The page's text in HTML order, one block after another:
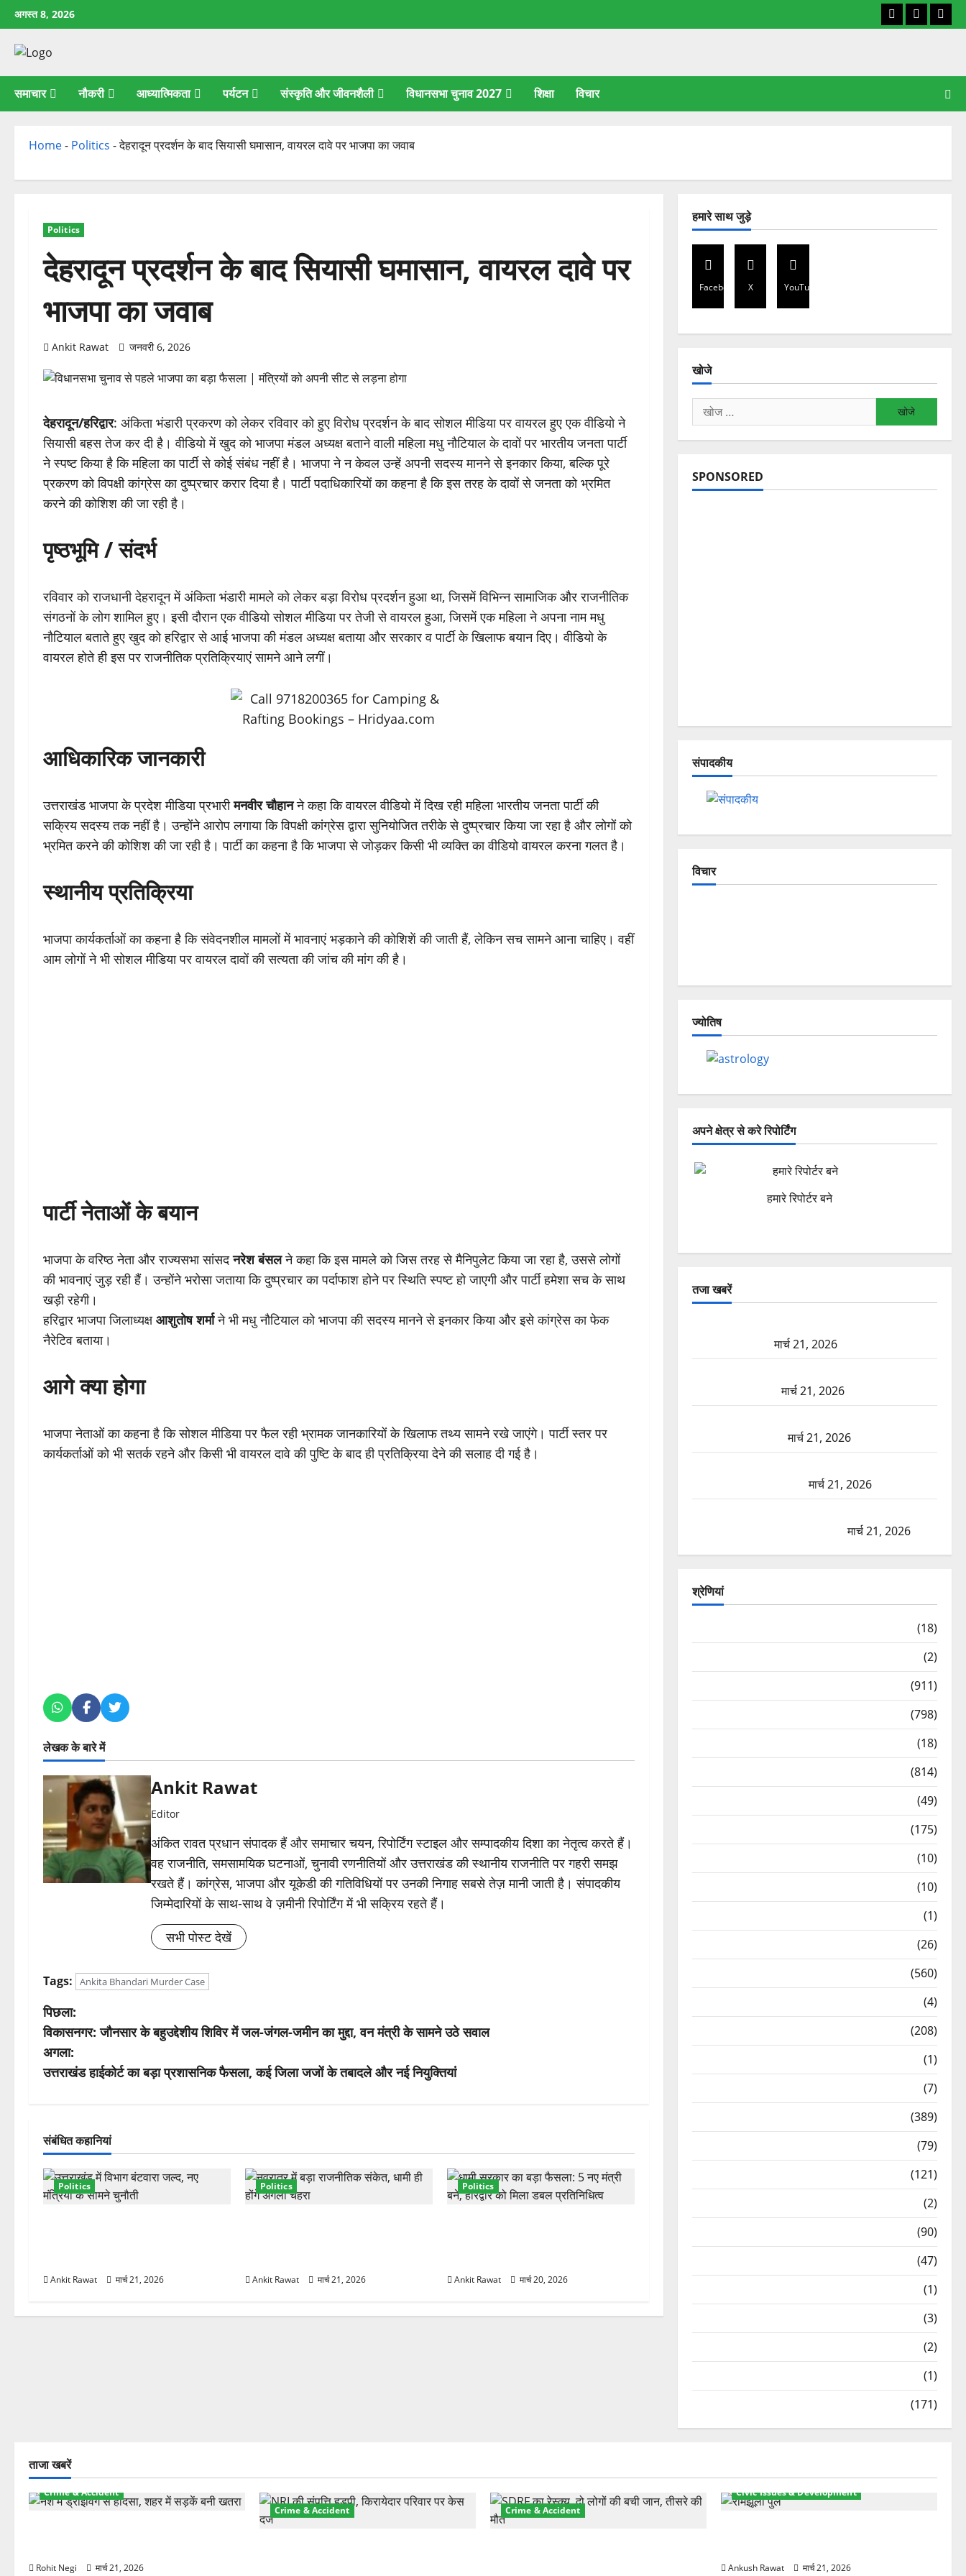
छोड़कर
सामग्री
अगस्त 8, 2026 Facebook
X
समाचार नौकरी आध्यात्मिकता पर्यटन संस्कृति और जीवनशैली विधानसभा चुनाव 2027 शिक्षा विचार
Home- Politics -देहरादून प्रदर्शन के बाद सियासी घमासान, वायरल दावे पर भाजपा का जवाब
Politics
देहरादून प्रदर्शन के बाद सियासी घमासान, वायरल दावे पर
भाजपा का जवाब
Ankit Rawat जनवरी 6, 2026
देहरादून/हरिद्वार: अंकिता भंडारी प्रकरण को लेकर रविवार को हुए विरोध प्रदर्शन के बाद सोशल मीडिया पर वायरल हुए एक वीडियो ने
सियासी बहस तेज कर दी है। वीडियो में खुद को भाजपा मंडल अध्यक्ष बताने वाली महिला मधु नौटियाल के दावों पर भारतीय जनता पार्टी
ने स्पष्ट किया है कि महिला का पार्टी से कोई संबंध नहीं है। भाजपा ने न केवल उन्हें अपनी सदस्य मानने से इनकार किया, बल्कि पूरे
प्रकरण को विपक्षी कांग्रेस का दुष्प्रचार करार दिया है। पार्टी पदाधिकारियों का कहना है कि इस तरह के दावों से जनता को भ्रमित
करने की कोशिश की जा रही है।
पृष्ठभूमि / संदर्भ
रविवार को राजधानी देहरादून में अंकिता भंडारी मामले को लेकर बड़ा विरोध प्रदर्शन हुआ था, जिसमें विभिन्न सामाजिक और राजनीतिक
संगठनों के लोग शामिल हुए। इसी दौरान एक वीडियो सोशल मीडिया पर तेजी से वायरल हुआ, जिसमें एक महिला ने अपना नाम मधु
नौटियाल बताते हुए खुद को हरिद्वार से आई भाजपा की मंडल अध्यक्ष बताया और सरकार व पार्टी के खिलाफ बयान दिए। वीडियो के
वायरल होते ही इस पर राजनीतिक प्रतिक्रियाएं सामने आने लगीं।
आधिकारिक जानकारी
उत्तराखंड भाजपा के प्रदेश मीडिया प्रभारीमनवीर चौहानने कहा कि वायरल वीडियो में दिख रही महिला भारतीय जनता पार्टी की
सक्रिय सदस्य तक नहीं है। उन्होंने आरोप लगाया कि विपक्षी कांग्रेस द्वारा सुनियोजित तरीके से दुष्प्रचार किया जा रहा है और लोगों को
भ्रमित करने की कोशिश की जा रही है। पार्टी का कहना है कि भाजपा से जोड़कर किसी भी व्यक्ति का वीडियो वायरल करना गलत है।
स्थानीय प्रतिक्रिया
भाजपा कार्यकर्ताओं का कहना है कि संवेदनशील मामलों में भावनाएं भड़काने की कोशिशें की जाती हैं, लेकिन सच सामने आना चाहिए। वहीं
आम लोगों ने भी सोशल मीडिया पर वायरल दावों की सत्यता की जांच की मांग की है।
पार्टी नेताओं के बयान
भाजपा के वरिष्ठ नेता और राज्यसभा सांसदनरेश बंसलने कहा कि इस मामले को जिस तरह से मैनिपुलेट किया जा रहा है, उससे लोगों
की भावनाएं जुड़ रही हैं। उन्होंने भरोसा जताया कि दुष्प्रचार का पर्दाफाश होने पर स्थिति स्पष्ट हो जाएगी और पार्टी हमेशा सच के साथ
खड़ी रहेगी।
हरिद्वार भाजपा जिलाध्यक्षआशुतोष शर्माने भी मधु नौटियाल को भाजपा की सदस्य मानने से इनकार किया और इसे कांग्रेस का फेक
नैरेटिव बताया।
आगे क्या होगा
भाजपा नेताओं का कहना है कि सोशल मीडिया पर फैल रही भ्रामक जानकारियों के खिलाफ तथ्य सामने रखे जाएंगे। पार्टी स्तर पर
कार्यकर्ताओं को भी सतर्क रहने और किसी भी वायरल दावे की पुष्टि के बाद ही प्रतिक्रिया देने की सलाह दी गई है।
लेखक के बारे में
Ankit Rawat
Editor
अंकित रावत प्रधान संपादक हैं और समाचार चयन, रिपोर्टिंग स्टाइल और सम्पादकीय दिशा का नेतृत्व करते हैं।
वह राजनीति, समसामयिक घटनाओं, चुनावी रणनीतियों और उत्तराखंड की स्थानीय राजनीति पर गहरी समझ
रखते हैं। कांग्रेस, भाजपा और यूकेडी की गतिविधियों पर उनकी निगाह सबसे तेज़ मानी जाती है। संपादकीय
जिम्मेदारियों के साथ-साथ वे ज़मीनी रिपोर्टिंग में भी सक्रिय रहते हैं।
सभी पोस्ट देखें
Tags: Ankita Bhandari Murder Case
पो
स्ट
ने
गे
श
न
पिछला:
विकासनगर: जौनसार के बहुउद्देशीय शिविर में जल-जंगल-जमीन का मुद्दा, वन मंत्री के सामने उठे सवाल
अगला:
उत्तराखंड हाईकोर्ट का बड़ा प्रशासनिक फैसला, कई जिला जजों के तबादले और नई नियुक्तियां
संबंधित कहानियां
Politics
Ankit Rawat मार्च 21, 2026
Politics
Ankit Rawat मार्च 21, 2026
Politics
Ankit Rawat मार्च 20, 2026
हमारे साथ जुड़े
Facebook X YouTube
खोजे
निम्न
को
खोजें:
SPONSORED
संपादकीय
विचार
ज्योतिष
अपने क्षेत्र से करे रिपोर्टिंग
हमारे रिपोर्टर बने
तजा खबरें
मार्च 21, 2026
मार्च 21, 2026
मार्च 21, 2026
मार्च 21, 2026
मार्च 21, 2026
श्रेणियां
(18)
(2)
(911)
(798)
(18)
(814)
(49)
(175)
(10)
(10)
(1)
(26)
(560)
(4)
(208)
(1)
(7)
(389)
(79)
(121)
(2)
(90)
(47)
(1)
(3)
(2)
(1)
(171)
ताजा खबरें
Crime & Accident
Rohit Negi मार्च 21, 2026
Crime & Accident Crime & Accident
Civic Issues & Development
Ankush Rawat मार्च 21, 2026